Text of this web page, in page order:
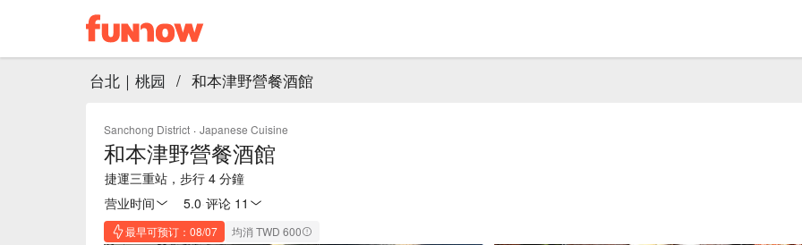
台北｜桃园 / 和本津野營餐酒館
Sanchong District · Japanese Cuisine
和本津野營餐酒館
捷運三重站，步行 4 分鐘
营业时间
5.0 评论 11
最早可预订：08/07 均消 TWD 600